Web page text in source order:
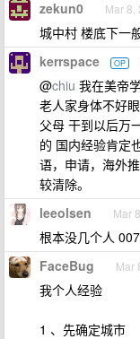
zekun0 Mar 8,
城中村 楼底下一
kerrspace OP
@chiu 我在美帝
老人家身体不好
父母 干到以后万
的 国内经验肯定
语，申请，海外
较清除。
leeolsen Mar
根本没几个人 007
FaceBug Mar
我个人经验
1 、先确定城市